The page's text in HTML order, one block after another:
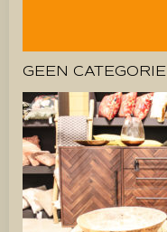
GEEN CATEGORIE